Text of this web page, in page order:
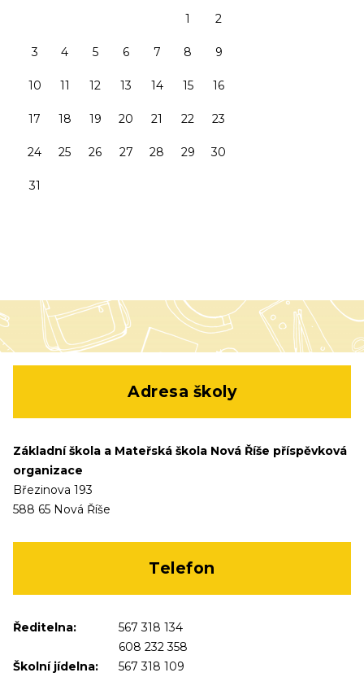
1 2
3 4 5 6 7 8 9
10 11 12 13 14 15 16
17 18 19 20 21 22 23
24 25 26 27 28 29 30
31
Adresa školy
Základní škola a Mateřská škola Nová Říše příspěvková
organizace
Březinova 193
588 65 Nová Říše
Telefon
Ředitelna:
567 318 134
608 232 358
Školní jídelna:
567 318 109